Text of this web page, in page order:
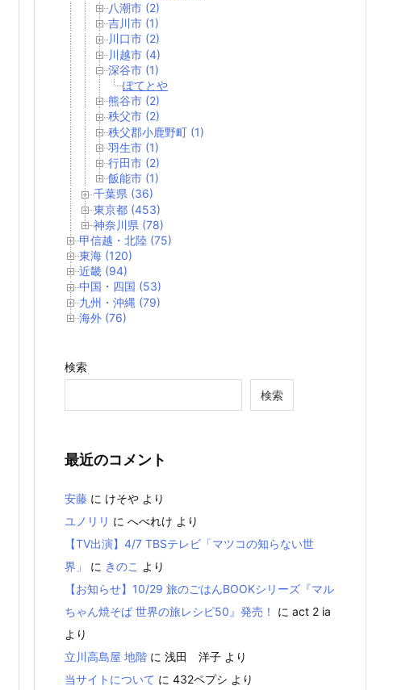
八潮市 (2)
吉川市 (1)
川口市 (2)
川越市 (4)
深谷市 (1)
ぽてとや
熊谷市 (2)
秩父市 (2)
秩父郡小鹿野町 (1)
羽生市 (1)
行田市 (2)
飯能市 (1)
千葉県 (36)
東京都 (453)
神奈川県 (78)
甲信越・北陸 (75)
東海 (120)
近畿 (94)
中国・四国 (53)
九州・沖縄 (79)
海外 (76)
検索
検索
最近のコメント
安藤 に けそや より
ユノリリ に へべれけ より
【TV出演】4/7 TBSテレビ「マツコの知らない世
界」
に きのこ より
【お知らせ】10/29 旅のごはんBOOKシリーズ『マル
ちゃん焼そば 世界の旅レシピ50』発売！
に act 2 ia
より
立川高島屋 地階 に 浅田 洋子 より
当サイトについて に 432ペプシ より